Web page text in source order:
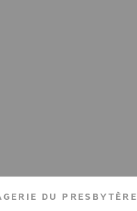
DU PRESBYTÈRE